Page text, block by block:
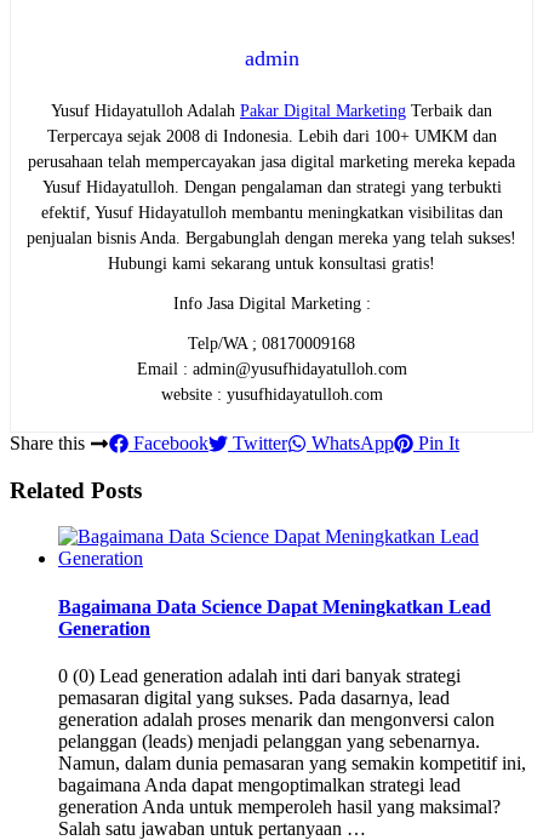
admin
Yusuf Hidayatulloh Adalah Pakar Digital Marketing Terbaik dan
Terpercaya sejak 2008 di Indonesia. Lebih dari 100+ UMKM dan
perusahaan telah mempercayakan jasa digital marketing mereka kepada
Yusuf Hidayatulloh. Dengan pengalaman dan strategi yang terbukti
efektif, Yusuf Hidayatulloh membantu meningkatkan visibilitas dan
penjualan bisnis Anda. Bergabunglah dengan mereka yang telah sukses!
Hubungi kami sekarang untuk konsultasi gratis!
Info Jasa Digital Marketing :
Telp/WA ; 08170009168
Email : admin@yusufhidayatulloh.com
website : yusufhidayatulloh.com
Share this Facebook Twitter WhatsApp Pin It
Related Posts
Bagaimana Data Science Dapat Meningkatkan Lead
Generation
0 (0) Lead generation adalah inti dari banyak strategi
pemasaran digital yang sukses. Pada dasarnya, lead
generation adalah proses menarik dan mengonversi calon
pelanggan (leads) menjadi pelanggan yang sebenarnya.
Namun, dalam dunia pemasaran yang semakin kompetitif ini,
bagaimana Anda dapat mengoptimalkan strategi lead
generation Anda untuk memperoleh hasil yang maksimal?
Salah satu jawaban untuk pertanyaan …